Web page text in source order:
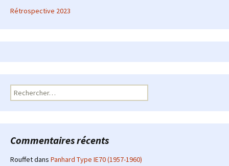
Rétrospective 2023
Rechercher :
Commentaires récents
Rouffetdans Panhard Type IE70 (1957-1960)